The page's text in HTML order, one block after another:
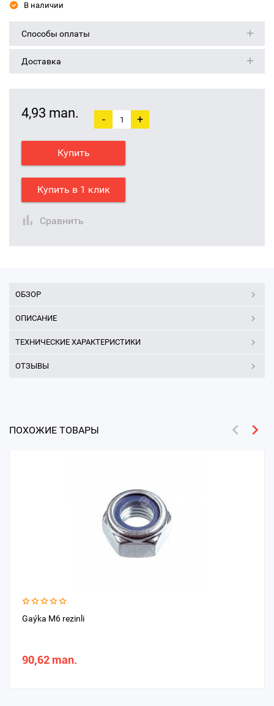
В наличии
Способы оплаты
Доставка
4,93 man. - +
Купить
Купить в 1 клик
Сравнить
ОБЗОР
ОПИСАНИЕ
ТЕХНИЧЕСКИЕ ХАРАКТЕРИСТИКИ
ОТЗЫВЫ
ПОХОЖИЕ ТОВАРЫ
Gaýka M6 rezinli
90,62 man.